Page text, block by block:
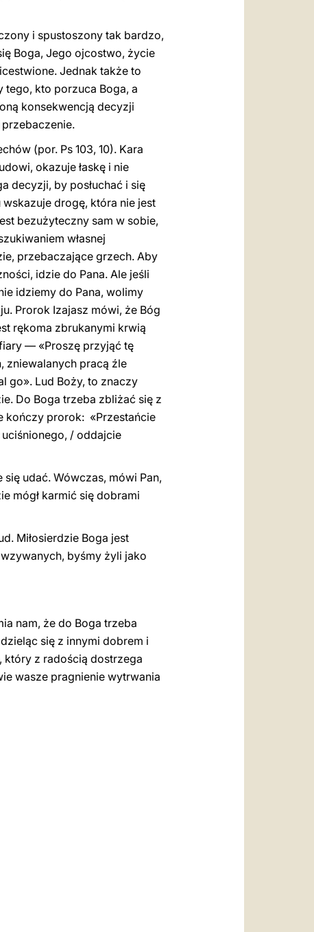
i spustoszony tak bardzo,
Boga, Jego ojcostwo, życie
Jednak także to
tego, kto porzuca Boga, a
konsekwencją decyzji
(por. Ps 103, 10). Kara
okazuje łaskę i nie
decyzji, by posłuchać i się
drogę, która nie jest
bezużyteczny sam w sobie,
własnej
przebaczające grzech. Aby
idzie do Pana. Ale jeśli
idziemy do Pana, wolimy
Prorok Izajasz mówi, że Bóg
rękoma zbrukanymi krwią
— «Proszę przyjąć tę
zniewalanych pracą źle
go». Lud Boży, to znaczy
Do Boga trzeba zbliżać się z
kończy prorok: «Przestańcie
/ oddajcie
udać. Wówczas, mówi Pan,
mógł karmić się dobrami
Miłosierdzie Boga jest
byśmy żyli jako
nam, że do Boga trzeba
się z innymi dobrem i
który z radością dostrzega
wasze pragnienie wytrwania